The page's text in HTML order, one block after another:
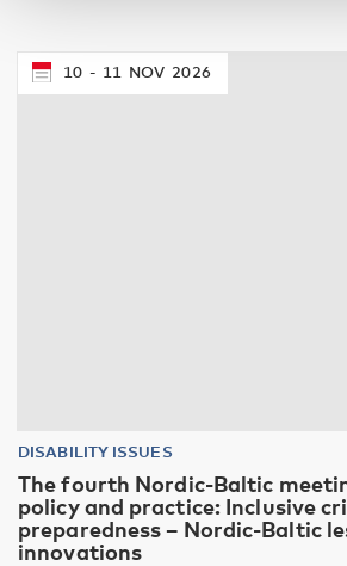
10 11 NOV 2026
DISABILITY ISSUES
The fourth Nordic-Baltic
policy and practice: Inclusive
preparedness – Nordic-Baltic
innovations